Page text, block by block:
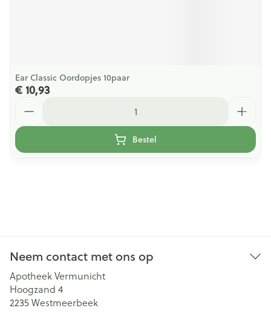
Ear Classic Oordopjes 10paar
€ 10,93
Bestel
Neem contact met ons op
Apotheek Vermunicht
Hoogzand 4
2235Westmeerbeek